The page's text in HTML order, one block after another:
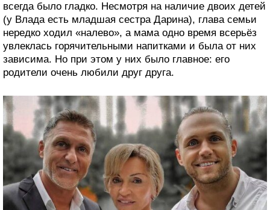
всегда было гладко. Несмотря на наличие двоих детей
(у Влада есть младшая сестра Дарина), глава семьи
нередко ходил «налево», а мама одно время всерьёз
увлеклась горячительными напитками и была от них
зависима. Но при этом у них было главное: его
родители очень любили друг друга.